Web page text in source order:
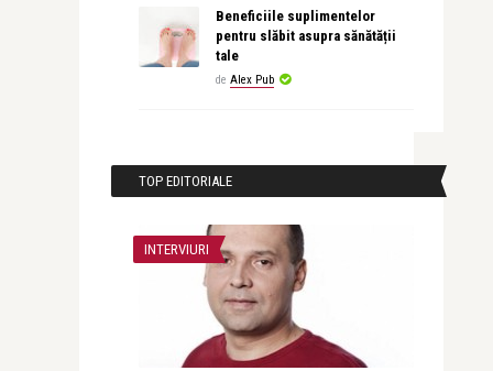
Beneficiile suplimentelor
pentru slăbit asupra sănătății
tale
de Alex Pub
TOP EDITORIALE
INTERVIURI